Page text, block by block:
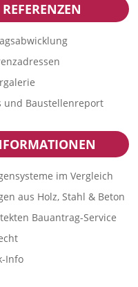
REFERENZEN
und Baustellenreport
im Vergleich
aus Holz, Stahl & Beton
Bauantrag-Service
Info